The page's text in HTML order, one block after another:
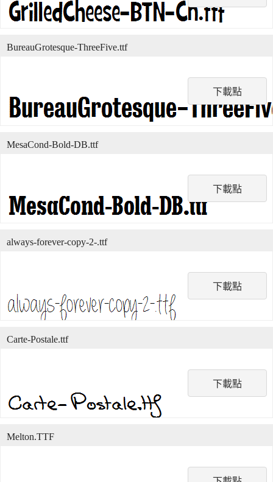
下載點
BureauGrotesque-ThreeFive.ttf
下載點
MesaCond-Bold-DB.ttf
下載點
always-forever-copy-2-.ttf
下載點
Carte-Postale.ttf
Melton.TTF